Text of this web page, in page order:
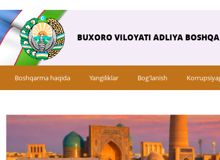
BUXORO VILOYATI ADLIYA
Boshqarma haqida Yangiliklar Bog'lanish